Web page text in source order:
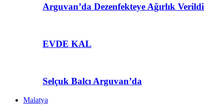
Arguvan’da Dezenfekteye Ağırlık Verildi
EVDE KAL
Selçuk Balcı Arguvan’da
Malatya